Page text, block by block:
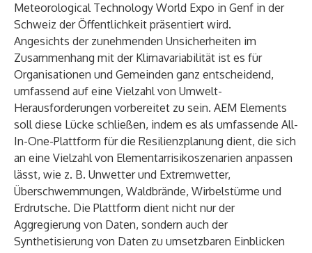
Meteorological Technology World Expo in Genf in der
Schweiz der Öffentlichkeit präsentiert wird.
Angesichts der zunehmenden Unsicherheiten im
Zusammenhang mit der Klimavariabilität ist es für
Organisationen und Gemeinden ganz entscheidend,
umfassend auf eine Vielzahl von Umwelt-
Herausforderungen vorbereitet zu sein. AEM Elements
soll diese Lücke schließen, indem es als umfassende All-
In-One-Plattform für die Resilienzplanung dient, die sich
an eine Vielzahl von Elementarrisikoszenarien anpassen
lässt, wie z. B. Unwetter und Extremwetter,
Überschwemmungen, Waldbrände, Wirbelstürme und
Erdrutsche. Die Plattform dient nicht nur der
Aggregierung von Daten, sondern auch der
Synthetisierung von Daten zu umsetzbaren Einblicken